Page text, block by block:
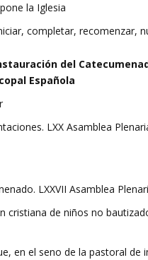
la Iglesia
completar, recomenzar,
del
Española
LXX Asamblea
LXXVII Asamblea
de niños no
en el seno de la pastoral de